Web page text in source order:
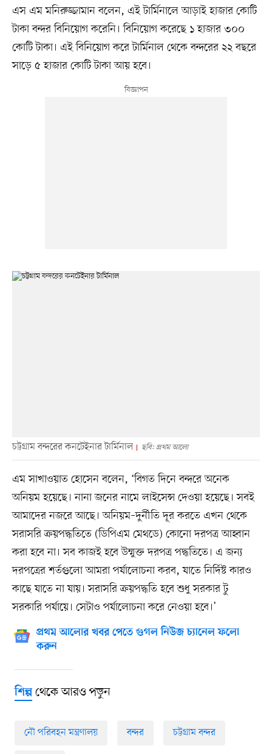
এস এম মনিরুজ্জামান বলেন, এই টার্মিনালে আড়াই হাজার কোটি
টাকা বন্দর বিনিয়োগ করেনি। বিনিয়োগ করেছে ১ হাজার ৩০০
কোটি টাকা। এই বিনিয়োগ করে টার্মিনাল থেকে বন্দরের ২২ বছরে
সাড়ে ৫ হাজার কোটি টাকা আয় হবে।
চট্টগ্রাম বন্দরের কনটেইনার টার্মিনাল ছবি: প্রথম আলো
এম সাখাওয়াত হোসেন বলেন, ‘বিগত দিনে বন্দরে অনেক
অনিয়ম হয়েছে। নানা জনের নামে লাইসেন্স দেওয়া হয়েছে। সবই
আমাদের নজরে আছে। অনিয়ম–দুর্নীতি দূর করতে এখন থেকে
সরাসরি ক্রয়পদ্ধতিতে (ডিপিএম মেথডে) কোনো দরপত্র আহ্বান
করা হবে না। সব কাজই হবে উম্মুক্ত দরপত্র পদ্ধতিতে। এ জন্য
দরপত্রের শর্তগুলো আমরা পর্যালোচনা করব, যাতে নির্দিষ্ট কারও
কাছে যাতে না যায়। সরাসরি ক্রয়পদ্ধতি হবে শুধু সরকার টু
সরকারি পর্যায়ে। সেটাও পর্যালোচনা করে নেওয়া হবে।’
প্রথম আলোর খবর পেতে গুগল নিউজ চ্যানেল ফলো
করুন
শিল্পথেকে আরও পড়ুন
নৌ পরিবহন মন্ত্রণালয় বন্দর চট্টগ্রাম বন্দর